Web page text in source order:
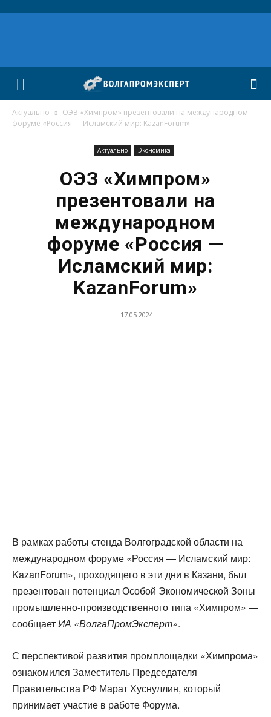
Актуально
ОЭЗ «Химпром» презентовали на международном
форуме «Россия — Исламский мир: KazanForum»
Актуально Экономика
ОЭЗ «Химпром»
презентовали на
международном
форуме «Россия —
Исламский мир:
KazanForum»
17.05.2024
В рамках работы стенда Волгоградской области на
международном форуме «Россия — Исламский мир:
KazanForum», проходящего в эти дни в Казани, был
презентован потенциал Особой Экономической Зоны
промышленно-производственного типа «Химпром» —
сообщаетИА «ВолгаПромЭксперт».
С перспективой развития промплощадки «Химпрома»
ознакомился Заместитель Председателя
Правительства РФ Марат Хуснуллин, который
принимает участие в работе Форума.